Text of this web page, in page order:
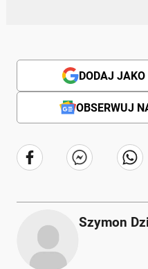
DODAJ JAKO
OBSERWUJ
Szymon